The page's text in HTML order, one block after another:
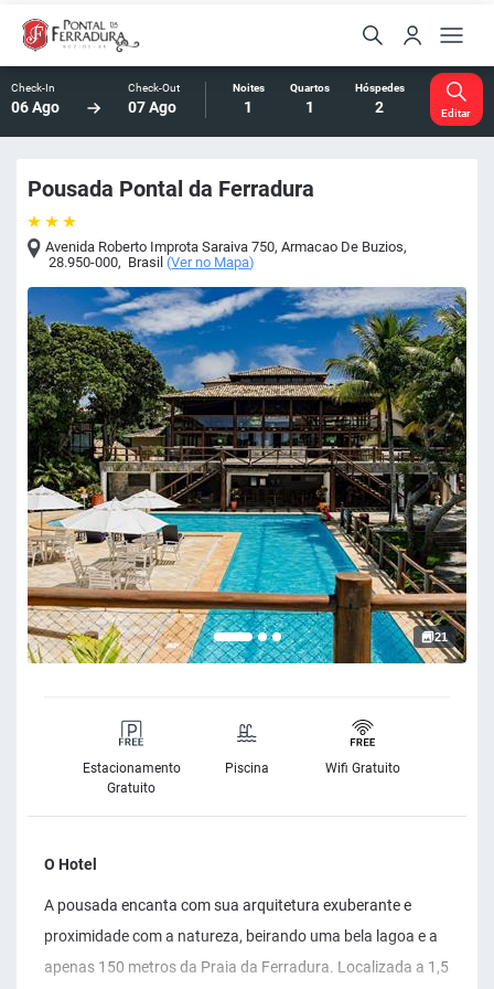
Check-In
06 Ago
Check-Out
07 Ago
Noites
1
Quartos
1
Hóspedes
2 Editar
Pousada Pontal da Ferradura
Avenida Roberto Improta Saraiva 750,Armacao De Buzios,
28.950-000, Brasil (Ver no Mapa)
21
Estacionamento
Gratuito
Piscina Wifi Gratuito
O Hotel
A pousada encanta com sua arquitetura exuberante e
proximidade com a natureza, beirando uma bela lagoa e a
apenas 150 metros da Praia da Ferradura. Localizada a 1,5